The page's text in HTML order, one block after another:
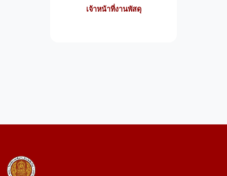
เจ้าหน้าที่งานพัสดุ